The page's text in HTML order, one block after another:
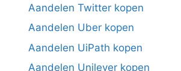
Aandelen Twitter kopen
Aandelen Uber kopen
Aandelen UiPath kopen
Aandelen Unilever kopen